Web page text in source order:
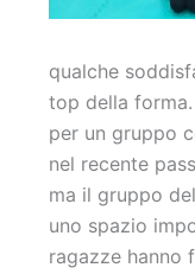
qualche
top della
per un gruppo
nel recente
ma il gruppo
uno spazio
ragazze hanno